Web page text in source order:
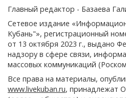
Главный редактор - Базаева
Сетевое издание
Кубань"», регистрационный
от 13 октября 2023 г., выдано
надзору в сфере связи,
массовых коммуникаций
Все права на материалы,
www.livekuban.ru, принадлежат